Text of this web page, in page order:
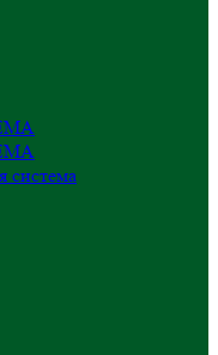
система